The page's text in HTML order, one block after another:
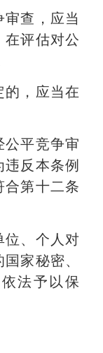
查，应当
在评估对公
，应当在
平竞争审
反本条例
合第十二条
、个人对
家秘密、
法予以保